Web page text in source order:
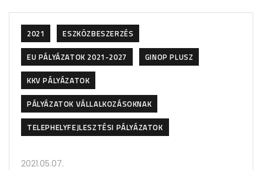
2021
ESZKÖZBESZERZÉS
EU PÁLYÁZATOK 2021-2027
GINOP PLUSZ
KKV PÁLYÁZATOK
PÁLYÁZATOK VÁLLALKOZÁSOKNAK
TELEPHELYFEJLESZTÉSI PÁLYÁZATOK
2021.05.07.